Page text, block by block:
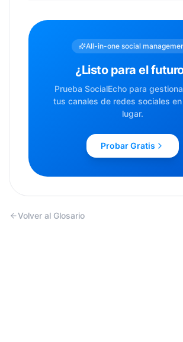
All-in-one social
¿Listo para el
Prueba SocialEcho para
tus canales de redes sociales
lugar.
Probar Gratis
Volver al Glosario